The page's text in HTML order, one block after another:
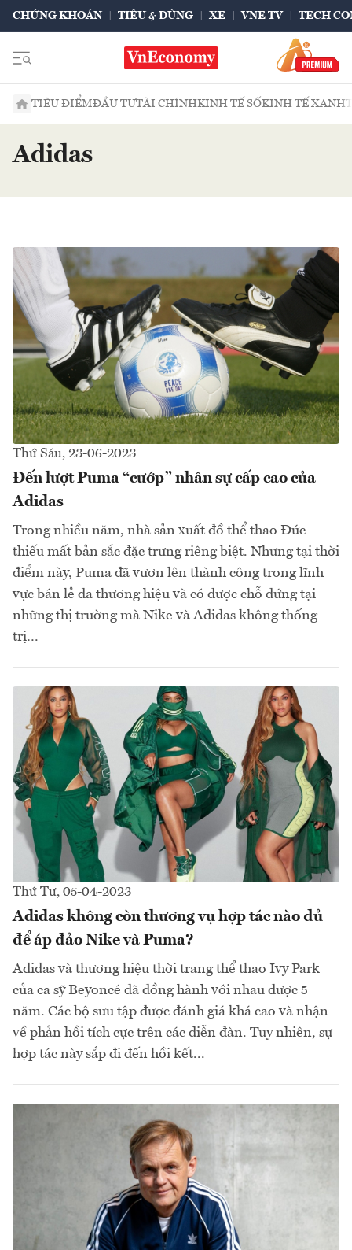
CHỨNG KHOÁN TIÊU & DÙNG XE VNE TV TECH
TIÊU ĐIỂMĐẦU TƯTÀI CHÍNHKINH TẾ SỐKINH TẾ XANH
Adidas
Thứ Sáu, 23-06-2023
Đến lượt Puma “cướp” nhân sự cấp cao của
Adidas
Trong nhiều năm, nhà sản xuất đồ thể thao Đức
thiếu mất bản sắc đặc trưng riêng biệt. Nhưng tại thời
điểm này, Puma đã vươn lên thành công trong lĩnh
vực bán lẻ đa thương hiệu và có được chỗ đứng tại
những thị trường mà Nike và Adidas không thống
trị…
Thứ Tư, 05-04-2023
Adidas không còn thương vụ hợp tác nào đủ
để áp đảo Nike và Puma?
Adidas và thương hiệu thời trang thể thao Ivy Park
của ca sỹ Beyoncé đã đồng hành với nhau được 5
năm. Các bộ sưu tập được đánh giá khá cao và nhận
về phản hồi tích cực trên các diễn đàn. Tuy nhiên, sự
hợp tác này sắp đi đến hồi kết...